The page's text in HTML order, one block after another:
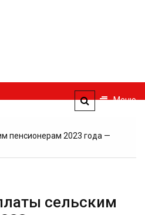
Меню
пенсионерам 2023 года —
сельским